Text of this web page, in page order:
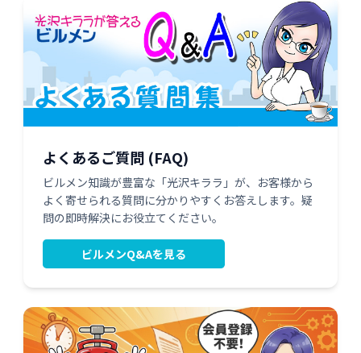
よくあるご質問 (FAQ)
ビルメン知識が豊富な「光沢キララ」が、お客様から
よく寄せられる質問に分かりやすくお答えします。疑
問の即時解決にお役立てください。
ビルメンQ&Aを見る